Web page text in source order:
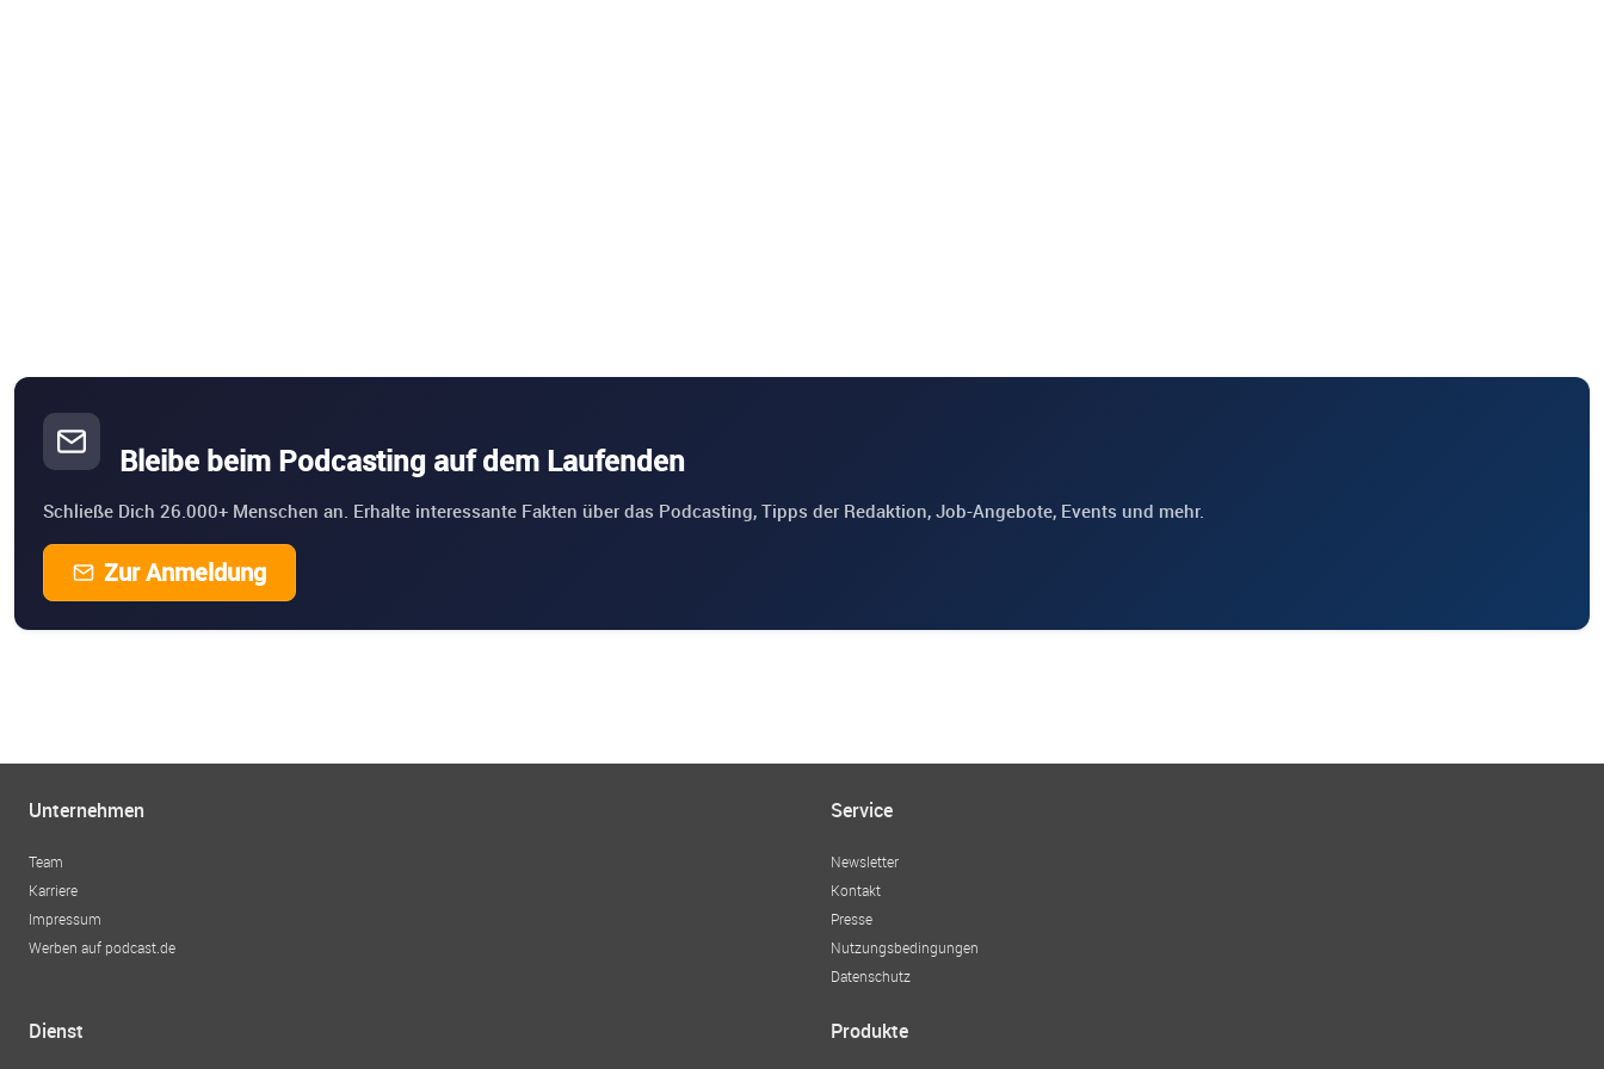
Bleibe beim Podcasting auf dem Laufenden
Schließe Dich 26.000+ Menschen an. Erhalte interessante Fakten über das Podcasting, Tipps der Redaktion, Job-Angebote, Events und mehr.
Zur Anmeldung
Unternehmen
Team
Karriere
Impressum
Werben auf podcast.de
Service
Newsletter
Kontakt
Presse
Nutzungsbedingungen
Datenschutz
Dienst Produkte